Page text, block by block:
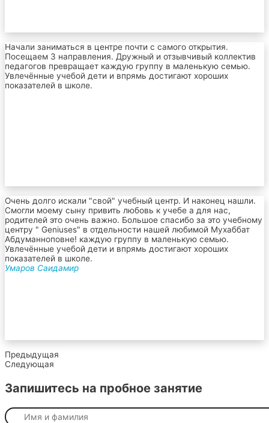
Начали заниматься в центре почти с самого открытия.
Посещаем 3 направления. Дружный и отзывчивый коллектив
педагогов превращает каждую группу в маленькую семью.
Увлечённые учебой дети и впрямь достигают хороших
показателей в школе.
Очень долго искали "свой" учебный центр. И наконец нашли.
Смогли моему сыну привить любовь к учебе а для нас,
родителей это очень важно. Большое спасибо за это учебному
центру " Geniuses" в отдельности нашей любимой Мухаббат
Абдуманноповне! каждую группу в маленькую семью.
Увлечённые учебой дети и впрямь достигают хороших
показателей в школе.
Умаров Саидамир
Предыдущая
Следующая
Запишитесь на пробное занятие